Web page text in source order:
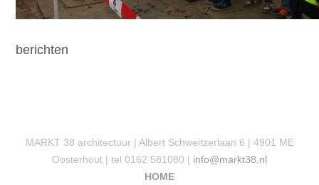
berichten
MARKT 38 architectuur | Albert Schweitzerlaan 6 | 4901 ME
Oosterhout | tel 0162 581080 | info@markt38.nl
HOME